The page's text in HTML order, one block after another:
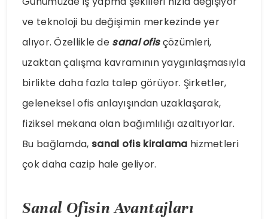
ve teknoloji bu değişimin merkezinde yer
alıyor. Özellikle de sanal ofisçözümleri,
uzaktan çalışma kavramının yaygınlaşmasıyla
birlikte daha fazla talep görüyor. Şirketler,
geleneksel ofis anlayışından uzaklaşarak,
fiziksel mekana olan bağımlılığı azaltıyorlar.
Bu bağlamda, sanal ofis kiralama hizmetleri
çok daha cazip hale geliyor.
Sanal Ofisin Avantajları